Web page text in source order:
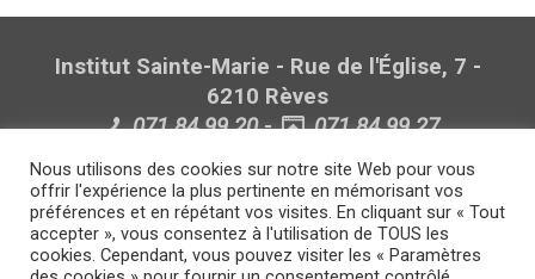
Institut Sainte-Marie - Rue de l'Église, 7 -
6210 Rèves
071.84.99.20-
071.84.99.27
Politique de confidentialité
Politique lanceurs d'alerte
Nous utilisons des cookies sur notre site Web pour vous
offrir l'expérience la plus pertinente en mémorisant vos
préférences et en répétant vos visites. En cliquant sur « Tout
accepter », vous consentez à l'utilisation de TOUS les
cookies. Cependant, vous pouvez visiter les « Paramètres